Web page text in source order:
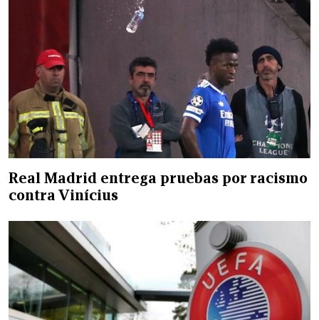
Real Madrid entrega pruebas por racismo
contra Vinícius